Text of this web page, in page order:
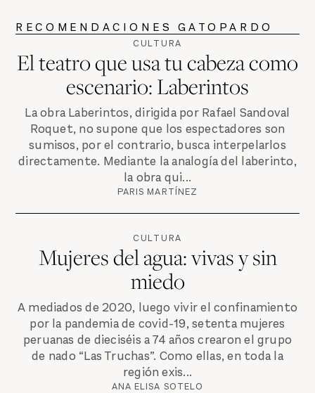
RECOMENDACIONES GATOPARDO
CULTURA
El teatro que usa tu cabeza como
escenario: Laberintos
La obra Laberintos, dirigida por Rafael Sandoval
Roquet, no supone que los espectadores son
sumisos, por el contrario, busca interpelarlos
directamente. Mediante la analogía del laberinto,
la obra qui...
PARIS MARTÍNEZ
CULTURA
Mujeres del agua: vivas y sin
miedo
A mediados de 2020, luego vivir el confinamiento
por la pandemia de covid-19, setenta mujeres
peruanas de dieciséis a 74 años crearon el grupo
de nado “Las Truchas”. Como ellas, en toda la
región exis...
ANA ELISA SOTELO